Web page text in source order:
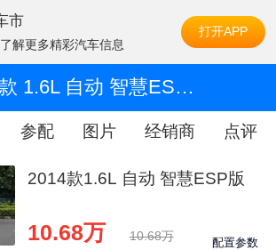
市
解更多精彩汽车信息
打开APP
2014款 1.6L 自动 智慧ESP版
参配 图片 经销商 点评
2014款1.6L 自动 智慧ESP版
10.68万 10.68万 配置参数